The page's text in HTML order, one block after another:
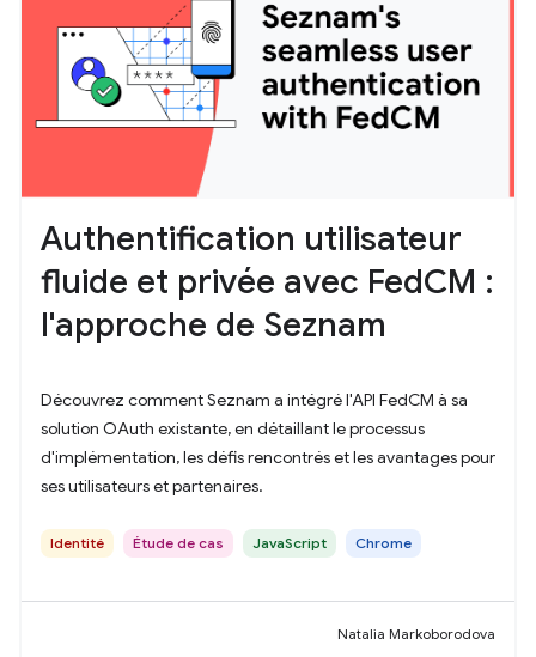
Authentification utilisateur
fluide et privée avec FedCM :
l'approche de Seznam
Découvrez comment Seznam a intégré l'API FedCM à sa
solution OAuth existante, en détaillant le processus
d'implémentation, les défis rencontrés et les avantages pour
ses utilisateurs et partenaires.
Identité Étude de cas JavaScript Chrome
Natalia Markoborodova